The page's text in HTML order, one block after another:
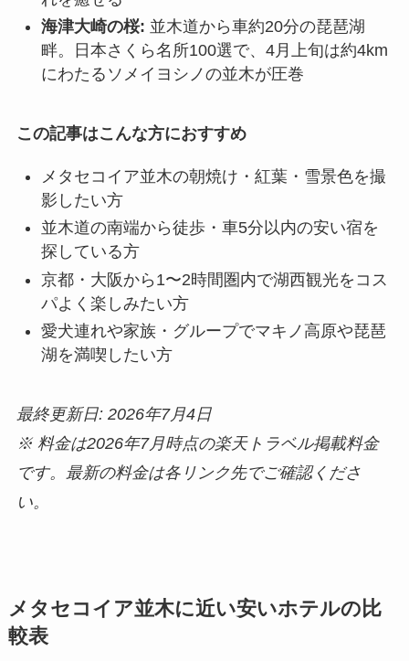
海津大崎の桜: 並木道から車約20分の琵琶湖
畔。日本さくら名所100選で、4月上旬は約4km
にわたるソメイヨシノの並木が圧巻
この記事はこんな方におすすめ
メタセコイア並木の朝焼け・紅葉・雪景色を撮
影したい方
並木道の南端から徒歩・車5分以内の安い宿を
探している方
京都・大阪から1〜2時間圏内で湖西観光をコス
パよく楽しみたい方
愛犬連れや家族・グループでマキノ高原や琵琶
湖を満喫したい方
最終更新日: 2026年7月4日
※ 料金は2026年7月時点の楽天トラベル掲載料金
です。最新の料金は各リンク先でご確認くださ
い。
メタセコイア並木に近い安いホテルの比
較表